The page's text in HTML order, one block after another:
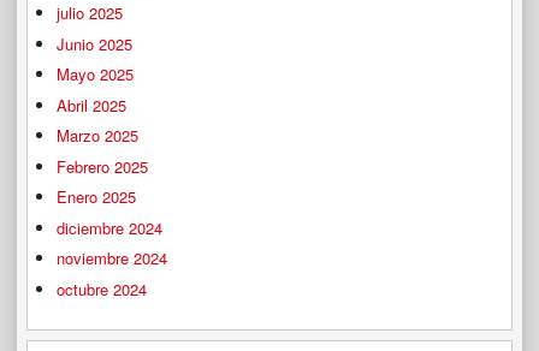
julio 2025
Junio 2025
Mayo 2025
Abril 2025
Marzo 2025
Febrero 2025
Enero 2025
diciembre 2024
noviembre 2024
octubre 2024